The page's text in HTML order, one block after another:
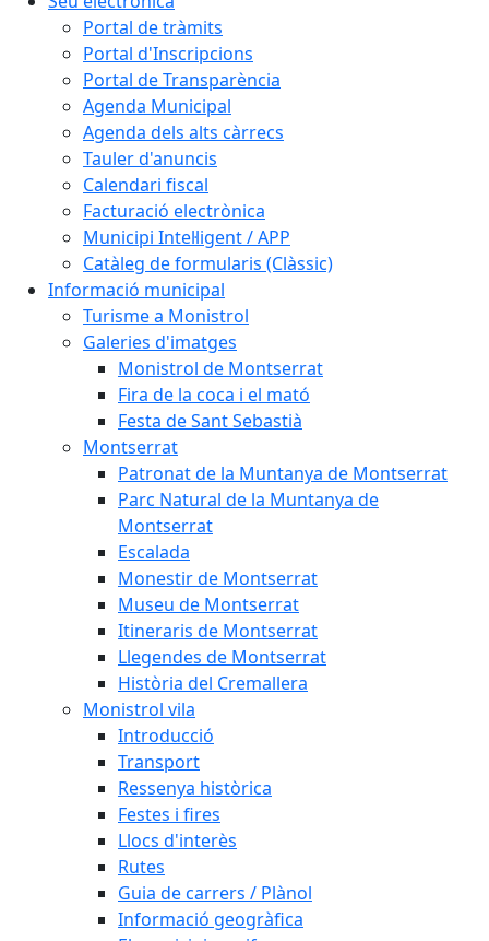
Portal de tràmits
Portal d'Inscripcions
Portal de Transparència
Agenda Municipal
Agenda dels alts càrrecs
Tauler d'anuncis
Calendari fiscal
Facturació electrònica
Municipi Intel·ligent / APP
Catàleg de formularis (Clàssic)
Informació municipal
Turisme a Monistrol
Galeries d'imatges
Monistrol de Montserrat
Fira de la coca i el mató
Festa de Sant Sebastià
Montserrat
Patronat de la Muntanya de Montserrat
Parc Natural de la Muntanya de
Montserrat
Escalada
Monestir de Montserrat
Museu de Montserrat
Itineraris de Montserrat
Llegendes de Montserrat
Història del Cremallera
Monistrol vila
Introducció
Transport
Ressenya històrica
Festes i fires
Llocs d'interès
Rutes
Guia de carrers / Plànol
Informació geogràfica